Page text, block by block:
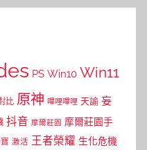
PS Win10 Win11
比 原神 嗶哩嗶哩 天諭 妄
抖音 摩爾莊園 摩爾莊園手
激活 王者榮耀 生化危機